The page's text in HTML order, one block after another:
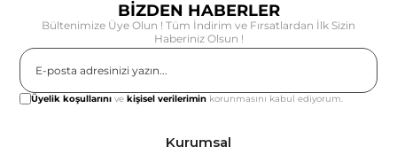
BİZDEN HABERLER
Bültenimize Üye Olun ! Tüm İndirim ve Fırsatlardan İlk Sizin
Haberiniz Olsun !
Üyelik koşullarını vekişisel verilerimin korunmasını kabul ediyorum.
Kurumsal